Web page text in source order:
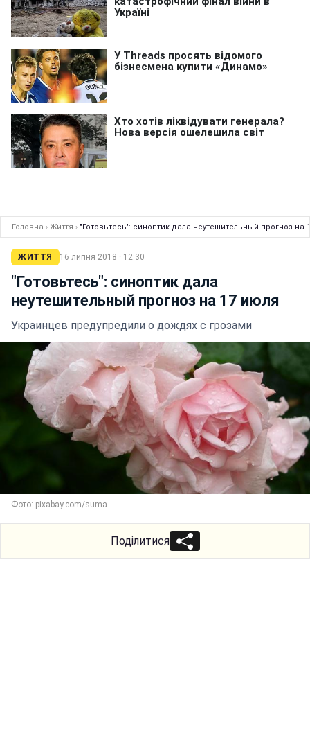
Головна › Життя › "Готовьтесь": синоптик дала неутешительный прогноз на
ЖИТТЯ 16 липня 2018 · 12:30
"Готовьтесь": синоптик дала
неутешительный прогноз на 17 июля
Украинцев предупредили о дождях с грозами
Фото: pixabay.com/suma
Поділитися